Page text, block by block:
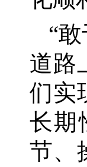
“
道路
们实
长期
节、